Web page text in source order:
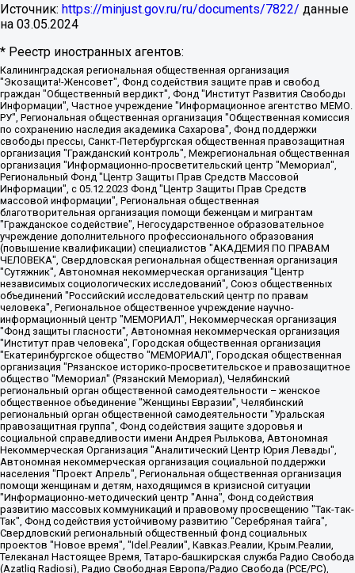
Источник: https://minjust.gov.ru/ru/documents/7822/ данные
на 03.05.2024
* Реестр иностранных агентов:
Калининградская региональная общественная организация "Экозащита!-Женсовет", Фонд содействия защите прав и свобод граждан "Общественный вердикт", Фонд "Институт Развития Свободы Информации", Частное учреждение "Информационное агентство МЕМО. РУ", Региональная общественная организация "Общественная комиссия по сохранению наследия академика Сахарова", Фонд поддержки свободы прессы, Санкт-Петербургская общественная правозащитная организация "Гражданский контроль", Межрегиональная общественная организация "Информационно-просветительский центр "Мемориал", Региональный Фонд "Центр Защиты Прав Средств Массовой Информации", с 05.12.2023 Фонд "Центр Защиты Прав Средств массовой информации", Региональная общественная благотворительная организация помощи беженцам и мигрантам "Гражданское содействие", Негосударственное образовательное учреждение дополнительного профессионального образования (повышение квалификации) специалистов "АКАДЕМИЯ ПО ПРАВАМ ЧЕЛОВЕКА", Свердловская региональная общественная организация "Сутяжник", Автономная некоммерческая организация "Центр независимых социологических исследований", Союз общественных объединений "Российский исследовательский центр по правам человека", Региональное общественное учреждение научно-информационный центр "МЕМОРИАЛ", Некоммерческая организация "Фонд защиты гласности", Автономная некоммерческая организация "Институт прав человека", Городская общественная организация "Екатеринбургское общество "МЕМОРИАЛ", Городская общественная организация "Рязанское историко-просветительское и правозащитное общество "Мемориал" (Рязанский Мемориал), Челябинский региональный орган общественной самодеятельности – женское общественное объединение "Женщины Евразии", Челябинский региональный орган общественной самодеятельности "Уральская правозащитная группа", Фонд содействия защите здоровья и социальной справедливости имени Андрея Рылькова, Автономная Некоммерческая Организация "Аналитический Центр Юрия Левады", Автономная некоммерческая организация социальной поддержки населения "Проект Апрель", Региональная общественная организация помощи женщинам и детям, находящимся в кризисной ситуации "Информационно-методический центр "Анна", Фонд содействия развитию массовых коммуникаций и правовому просвещению "Так-так-Так", Фонд содействия устойчивому развитию "Серебряная тайга", Свердловский региональный общественный фонд социальных проектов "Новое время", "Idel.Реалии", Кавказ.Реалии, Крым.Реалии, Телеканал Настоящее Время, Татаро-башкирская служба Радио Свобода (Azatliq Radiosi), Радио Свободная Европа/Радио Свобода (PCE/PC), "Сибирь.Реалии", "Фактограф", Благотворительный фонд помощи осужденным и их семьям, Автономная некоммерческая организация "Институт глобализации и социальных движений", Фонд "В защиту прав заключенных", Частное учреждение "Центр поддержки и содействия развитию средств массовой информации", Пензенский региональный общественный благотворительный фонд "Гражданский союз", "Север.Реалии", Некоммерческая организация Фонд "Правовая инициатива", Общество с ограниченной ответственностью "Радио Свободная Европа/Радио Свобода", Чешское информационное агентство "MEDIUM-ORIENT", Красноярская региональная общественная организация "Мы против СПИДа", Камалягин Денис Николаевич, Маркелов Сергей Евгеньевич, Пономарев Лев Александрович, Савицкая Людмила Алексеевна, Автономная некоммерческая организация "Центр по работе с проблемой насилия "НАСИЛИЮ.НЕТ", Межрегиональный профессиональный союз работников здравоохранения "Альянс врачей", Юридическое лицо, зарегистрированное в Латвийской Республике, SIA "Medusa Project" (регистрационный номер 40103797863, дата регистрации 10.06.2014), Некоммерческая организация "Фонд по борьбе с коррупцией", Автономная некоммерческая организация "Институт права и публичной политики", Баданин Роман Сергеевич, Гликин Максим Александрович, Железнова Мария Михайловна, Лукьянова Юлия Сергеевна, Маетная Елизавета Витальевна, Маняхин Петр Борисович, Чуракова Ольга Владимировна, Ярош Юлия Петровна, Юридическое лицо "The Insider SIA", зарегистрированное в Риге, Латвийская Республика (дата регистрации 26.06.2015), являющееся администратором доменного имени интернет-издания "The Insider SIA", https://theins.ru, Постернак Алексей Евгеньевич, Рубин Михаил Аркадьевич, Анин Роман Александрович, Юридическое лицо Istories fonds, зарегистрированное в Латвийской Республике (регистрационный номер 50008295751, дата регистрации 24.02.2020), Великовский Дмитрий Александрович, Долинина Ирина Николаевна, Мароховская Алеся Алексеевна, Шлейнов Роман Юрьевич, Шмагун Олеся Валентиновна, Общество с ограниченной ответственностью "Альтаир 2021", Общество с ограниченной ответственностью "Вега 2021", Общество с ограниченной ответственностью "Главный редактор 2021", Общество с ограниченной ответственностью "Ромашки монолит", Важенков Артем Валерьевич, Ивановская областная общественная организация "Центр гендерных исследований", Гурман Юрий Альбертович, Медиапроект "ОВД-Инфо", Егоров Владимир Владимирович, Жилинский Владимир Александрович, Общество с ограниченной ответственностью "ЗП", Иванова София Юрьевна, Карезина Инна Павловна, Кильтау Екатерина Викторовна, Петров Алексей Викторович, Пискунов Сергей Евгеньевич, Смирнов Сергей Сергеевич, Тихонов Михаил Сергеевич, Общество с ограниченной ответственностью "ЖУРНАЛИСТ-ИНОСТРАННЫЙ АГЕНТ", Арапова Галина Юрьевна, Вольтская Татьяна Анатольевна, Американская компания "Mason G.E.S. Anonymous Foundation" (США), являющаяся владельцем интернет-издания https://mnews.world/, Компания "Stichting Bellingcat", зарегистрированная в Нидерландах (дата регистрации 11.07.2018), Захаров Андрей Вячеславович, Клепиковская Екатерина Дмитриевна, Общество с ограниченной ответственностью "МЕМО", Перл Роман Александрович, Симонов Евгений Алексеевич, Соловьева Елена Анатольевна, Сотников Даниил Владимирович, Сурначева Елизавета Дмитриевна, Автономная некоммерческая организация по защите прав человека и информированию населения "Якутия – Наше Мнение", Общество с ограниченной ответственностью "Москоу диджитал медиа", с 26.01.2023 Общество с ограниченной ответственностью "Чайка Белые сады", Ветошкина Валерия Валерьевна, Заговора Максим Александрович, Межрегиональное общественное движение "Российская ЛГБТ - сеть", Оленичев Максим Владимирович, Павлов Иван Юрьевич, Скворцова Елена Сергеевна, Общество с ограниченной ответственностью "Как бы инагент", Кочетков Игорь Викторович, Общество с ограниченной ответственностью "Честные выборы", Еланчик Олег Александрович, Общество с ограниченной ответственностью "Нобелевский призыв", Гималова Регина Эмилевна, Григорьев Андрей Валерьевич, Григорьева Алина Александровна, Ассоциация по содействию защите прав призывников, альтернативнослужащих и военнослужащих "Правозащитная группа "Гражданин.Армия.Право", Хисамова Регина Фаритовна, Автономная некоммерческая организация по реализации социально-правовых программ "Лилит", Дальневосточное общественное движение "Маяк", Санкт-Петербургская ЛГБТ-инициативная группа "Выход", Инициативная группа ЛГБТ+ "Реверс", Алексеев Андрей Викторович, Бекбулатова Таисия Львовна, Беляев Иван Михайлович, Владыкина Елена Сергеевна, Гельман Марат Александрович, Никульшина Вероника Юрьевна, Толоконникова Надежда Андреевна, Шендерович Виктор Анатольевич, Общество с ограниченной ответственностью "Данное сообщение", Общество с ограниченной ответственностью Издательский дом "Новая глава", Айнбиндер Александра Александровна, Московский комьюнити-центр для ЛГБТ+инициатив, Благотворительный фонд развития филантропии, Deutsche Welle (Германия, Kurt-Schumacher-Strasse 3, 53113 Bonn), Борзунова Мария Михайловна, Воробьев Виктор Викторович, Голубева Анна Львовна, Константинова Алла Михайловна, Малкова Ирина Владимировна, Мурадов Мурад Абдулгалимович, Осетинская Елизавета Николаевна, Понасенков Евгений Николаевич, Ганапольский Матвей Юрьевич, Киселев Евгений Алексеевич, Борухович Ирина Григорьевна, Дремин Иван Тимофеевич, Дубровский Дмитрий Викторович, Красноярская региональная общественная организация поддержки и развития альтернативных образовательных технологий и межкультурных коммуникаций "ИНТЕРРА", Маяковская Екатерина Алексеевна, Фейгин Марк Захарович, Филимонов Андрей Викторович, Дзугкоева Регина Николаевна, Доброхотов Роман Александрович, Дудь Юрий Александрович, Елкин Сергей Владимирович, Кругликов Кирилл Игоревич, Сабунаева Мария Леонидовна, Семенов Алексей Владимирович, Шаинян Карен Багратович, Шульман Екатерина Михайловна, Асафьев Артур Валерьевич, Вахштайн Виктор Семенович, Венедиктов Алексей Алексеевич, Лушникова Екатерина Евгеньевна, Волков Леонид Михайлович, Невзоров Александр Глебович, Пархоменко Сергей Борисович, Сироткин Ярослав Николаевич, Кара-Мурза Владимир Владимирович, Баранова Наталья Владимировна, Гозман Леонид Яковлевич, Кагарлицкий Борис Юльевич, Климарев Михаил Валерьевич, Милов Владимир Станиславович, Автономная некоммерческая организация Краснодарский центр современного искусства "Типография", Моргенштерн Алишер Тагирович, Соболь Любовь Эдуардовна, Общество с ограниченной ответственностью "ЛИЗА НОРМ", Каспаров Гарри Кимович, Ходорковский Михаил Борисович, Общество с ограниченной ответственностью "Апрельские тезисы", Данилович Ирина Брониславовна, Кашин Олег Владимирович, Петров Николай Владимирович, Пивоваров Алексей Владимирович, Соколов Михаил Владимирович, Цветкова Юлия Владимировна, Чичваркин Евгений Александрович, Комитет против пыток/Команда против пыток, Общество с ограниченной ответственностью "Первый научный", Общество с ограниченной ответственностью "Вертолет и ко", Белоцерковская Вероника Борисовна, Кац Максим Евгеньевич, Лазарева Татьяна Юрьевна, Шаведдинов Руслан Табризович, Яшин Илья Валерьевич, Общество с ограниченной ответственностью "Иноагент ААВ", Алешковский Дмитрий Петрович, Альбац Евгения Марковна, Быков Дмитрий Львович, Галямина Юлия Евгеньевна, Лойко Сергей Леонидович, Мартынов Кирилл Константинович, Медведев Сергей Александрович, Крашенинников Федор Геннадиевич, Гордеева Катерина Вл